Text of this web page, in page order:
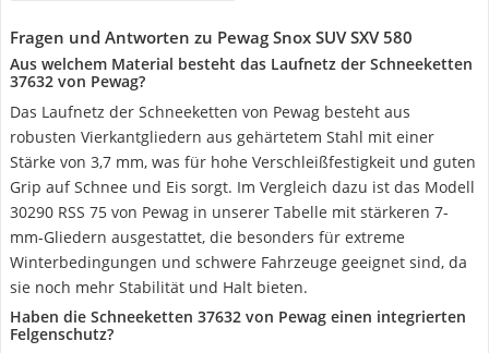
Fragen und Antworten zu Pewag Snox SUV SXV 580
Aus welchem Material besteht das Laufnetz der Schneeketten
37632 von Pewag?
Das Laufnetz der Schneeketten von Pewag besteht aus
robusten Vierkantgliedern aus gehärtetem Stahl mit einer
Stärke von 3,7 mm, was für hohe Verschleißfestigkeit und guten
Grip auf Schnee und Eis sorgt. Im Vergleich dazu ist das Modell
30290 RSS 75 von Pewag in unserer Tabelle mit stärkeren 7-
mm-Gliedern ausgestattet, die besonders für extreme
Winterbedingungen und schwere Fahrzeuge geeignet sind, da
sie noch mehr Stabilität und Halt bieten.
Haben die Schneeketten 37632 von Pewag einen integrierten
Felgenschutz?